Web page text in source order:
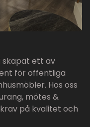
skapat ett av
för offentliga
Hos oss
mötes &
på kvalitet och